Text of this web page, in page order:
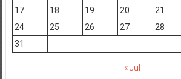
17
18 19 20 21
24
25 26 27 28
31
« Jul